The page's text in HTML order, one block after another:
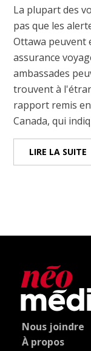
La plupart des
pas que les
Ottawa
assurance
ambassades
trouvent à
rapport remis
Canada, qui
LIRE LA SUITE
Nous joindre
À propos